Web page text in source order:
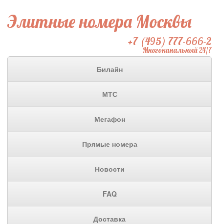
Элитные номера Москвы
+7 (495) 777-666-2
Многоканальный 24/7
Билайн
МТС
Мегафон
Прямые номера
Новости
FAQ
Доставка